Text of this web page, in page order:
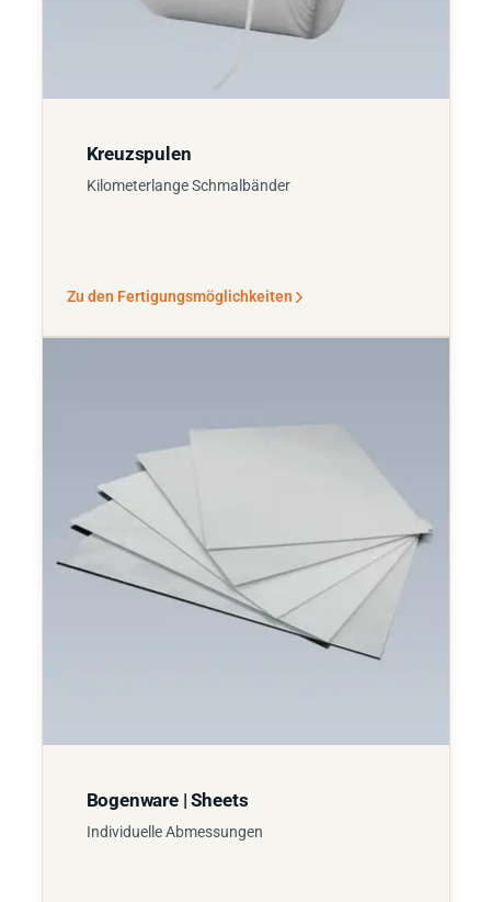
Kreuzspulen
Kilometerlange Schmalbänder
Zu den Fertigungsmöglichkeiten
Bogenware | Sheets
Individuelle Abmessungen